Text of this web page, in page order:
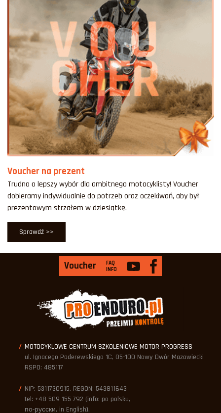
Voucher na prezent
Trudno o lepszy wybór dla ambitnego motocyklisty! Voucher
dobieramy indywidualnie do potrzeb oraz oczekiwań, aby był
prezentowym strzałem w dziesiątkę.
Sprawdź >>
Voucher
FAQ
INFO
MOTOCYKLOWE CENTRUM SZKOLENIOWE MOTOR PROGRESS
ul. Ignacego Paderewskiego 1C, 05-100 Nowy Dwór Mazowiecki
RSPO: 485117
NIP: 5311730915, REGON: 543811643
tel: +48 509 155 792 (info: po polsku,
по-русски, in English),